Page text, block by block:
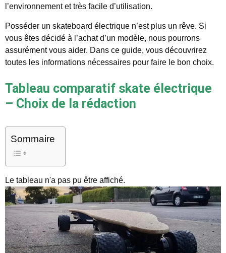
l’environnement et très facile d’utilisation.
Posséder un skateboard électrique n’est plus un rêve. Si
vous êtes décidé à l’achat d’un modèle, nous pourrons
assurément vous aider. Dans ce guide, vous découvrirez
toutes les informations nécessaires pour faire le bon choix.
Tableau comparatif skate électrique
– Choix de la rédaction
Sommaire
Le tableau n'a pas pu être affiché.